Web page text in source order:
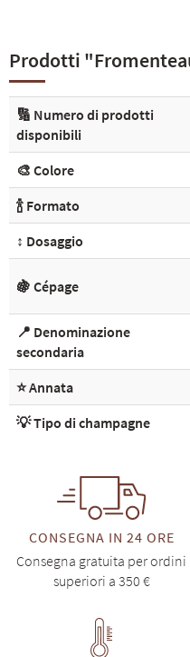
Prodotti
🔢 Numero di prodotti
disponibili
🎨 Colore
🍾 Formato
↕️ Dosaggio
🍇 Cépage
📍 Denominazione
secondaria
⭐ Annata
💡 Tipo di champagne
CONSEGNA IN 24 ORE
Consegna gratuita per ordini
superiori a 350 €